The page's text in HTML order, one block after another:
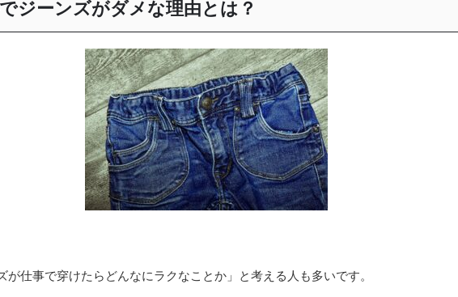
ジーンズがダメな理由とは？
が仕事で穿けたらどんなにラクなことか」と考える人も多いです。